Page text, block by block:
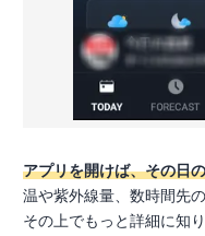
アプリを開けば、その日
温や紫外線量、数時間先
その上でもっと詳細に知